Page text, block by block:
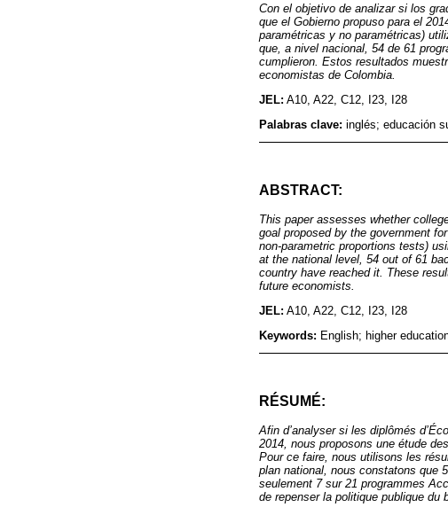
Con el objetivo de analizar si los
que el Gobierno propuso para el
paramétricas y no paramétricas)
que, a nivel nacional, 54 de 61
cumplieron. Estos resultados
economistas de Colombia.
JEL: A10, A22, C12, I23, I28
Palabras clave: inglés; educación
ABSTRACT:
This paper assesses whether
goal proposed by the government
non-parametric proportions tests)
at the national level, 54 out of 61
country have reached it. These
future economists.
JEL: A10, A22, C12, I23, I28
Keywords: English; higher
RÉSUMÉ:
Afin d’analyser si les diplômés
2014, nous proposons une étude
Pour ce faire, nous utilisons les
plan national, nous constatons que
seulement 7 sur 21 programmes
de repenser la politique publique du